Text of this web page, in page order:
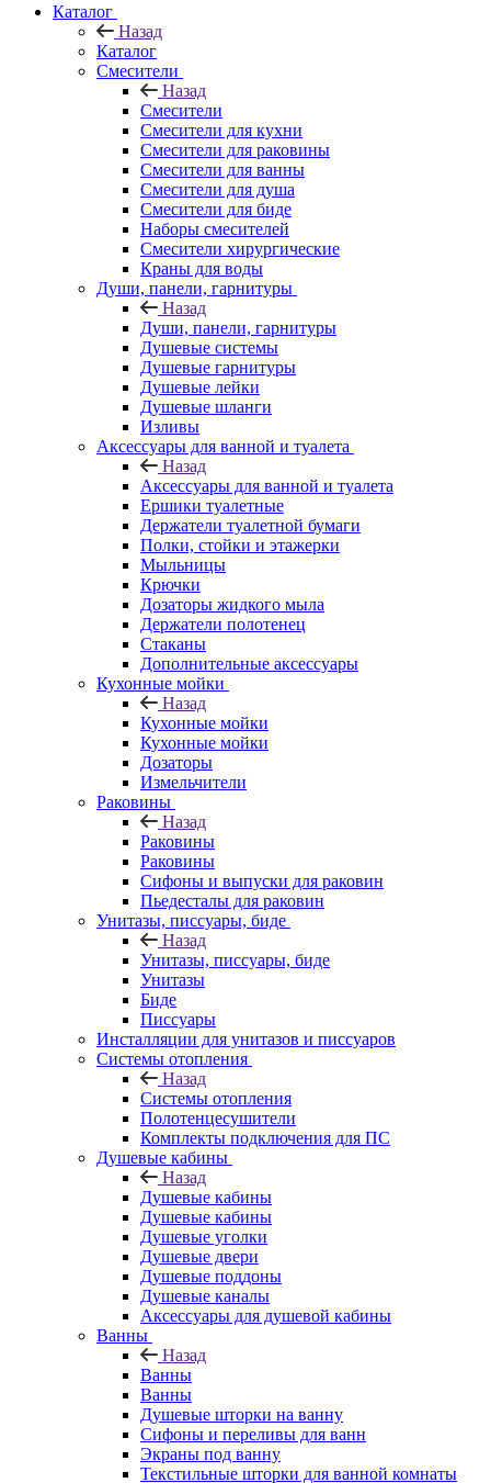
Каталог
Назад
Каталог
Смесители
Назад
Смесители
Смесители для кухни
Смесители для раковины
Смесители для ванны
Смесители для душа
Смесители для биде
Наборы смесителей
Смесители хирургические
Краны для воды
Души, панели, гарнитуры
Назад
Души, панели, гарнитуры
Душевые системы
Душевые гарнитуры
Душевые лейки
Душевые шланги
Изливы
Аксессуары для ванной и туалета
Назад
Аксессуары для ванной и туалета
Ершики туалетные
Держатели туалетной бумаги
Полки, стойки и этажерки
Мыльницы
Крючки
Дозаторы жидкого мыла
Держатели полотенец
Стаканы
Дополнительные аксессуары
Кухонные мойки
Назад
Кухонные мойки
Кухонные мойки
Дозаторы
Измельчители
Раковины
Назад
Раковины
Раковины
Сифоны и выпуски для раковин
Пьедесталы для раковин
Унитазы, писсуары, биде
Назад
Унитазы, писсуары, биде
Унитазы
Биде
Писсуары
Инсталляции для унитазов и писсуаров
Системы отопления
Назад
Системы отопления
Полотенцесушители
Комплекты подключения для ПС
Душевые кабины
Назад
Душевые кабины
Душевые кабины
Душевые уголки
Душевые двери
Душевые поддоны
Душевые каналы
Аксессуары для душевой кабины
Ванны
Назад
Ванны
Ванны
Душевые шторки на ванну
Сифоны и переливы для ванн
Экраны под ванну
Текстильные шторки для ванной комнаты